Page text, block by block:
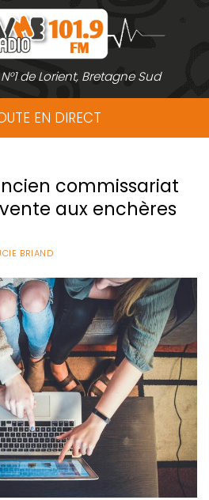
de Lorient, Bretagne Sud
EN DIRECT
commissariat
aux enchères
BRIAND